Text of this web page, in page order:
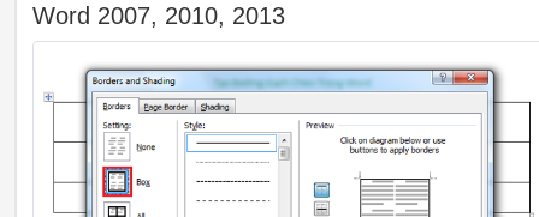
Word 2007, 2010, 2013